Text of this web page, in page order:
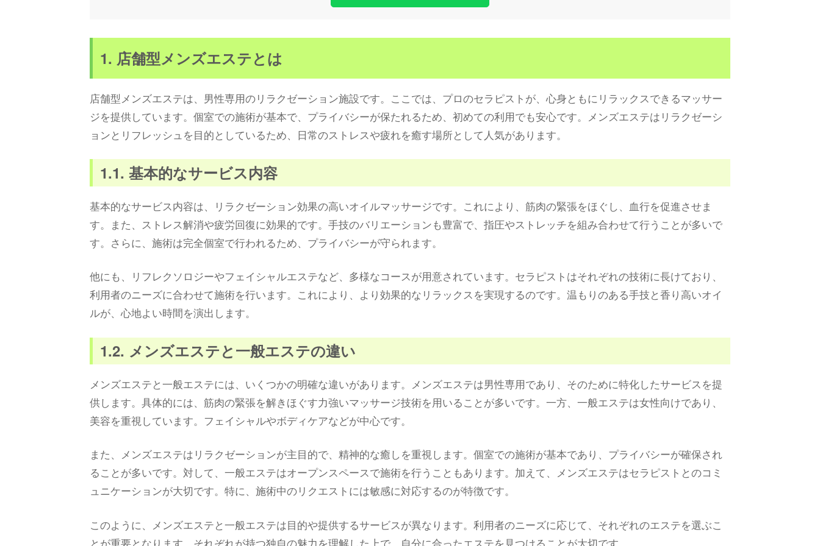
1. 店舗型メンズエステとは
店舗型メンズエステは、男性専用のリラクゼーション施設です。ここでは、プロのセラピストが、心身ともにリラックスできるマッサー
ジを提供しています。個室での施術が基本で、プライバシーが保たれるため、初めての利用でも安心です。メンズエステはリラクゼーシ
ョンとリフレッシュを目的としているため、日常のストレスや疲れを癒す場所として人気があります。
1.1. 基本的なサービス内容
基本的なサービス内容は、リラクゼーション効果の高いオイルマッサージです。これにより、筋肉の緊張をほぐし、血行を促進させま
す。また、ストレス解消や疲労回復に効果的です。手技のバリエーションも豊富で、指圧やストレッチを組み合わせて行うことが多いで
す。さらに、施術は完全個室で行われるため、プライバシーが守られます。
他にも、リフレクソロジーやフェイシャルエステなど、多様なコースが用意されています。セラピストはそれぞれの技術に長けており、
利用者のニーズに合わせて施術を行います。これにより、より効果的なリラックスを実現するのです。温もりのある手技と香り高いオイ
ルが、心地よい時間を演出します。
1.2. メンズエステと一般エステの違い
メンズエステと一般エステには、いくつかの明確な違いがあります。メンズエステは男性専用であり、そのために特化したサービスを提
供します。具体的には、筋肉の緊張を解きほぐす力強いマッサージ技術を用いることが多いです。一方、一般エステは女性向けであり、
美容を重視しています。フェイシャルやボディケアなどが中心です。
また、メンズエステはリラクゼーションが主目的で、精神的な癒しを重視します。個室での施術が基本であり、プライバシーが確保され
ることが多いです。対して、一般エステはオープンスペースで施術を行うこともあります。加えて、メンズエステはセラピストとのコミ
ュニケーションが大切です。特に、施術中のリクエストには敏感に対応するのが特徴です。
このように、メンズエステと一般エステは目的や提供するサービスが異なります。利用者のニーズに応じて、それぞれのエステを選ぶこ
とが重要となります。それぞれが持つ独自の魅力を理解した上で、自分に合ったエステを見つけることが大切です。